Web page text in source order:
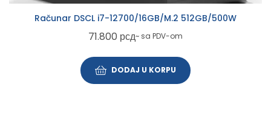
Računar DSCL i7-12700/16GB/M.2 512GB/500W
71.800 рсд~ sa PDV-om
DODAJ U KORPU